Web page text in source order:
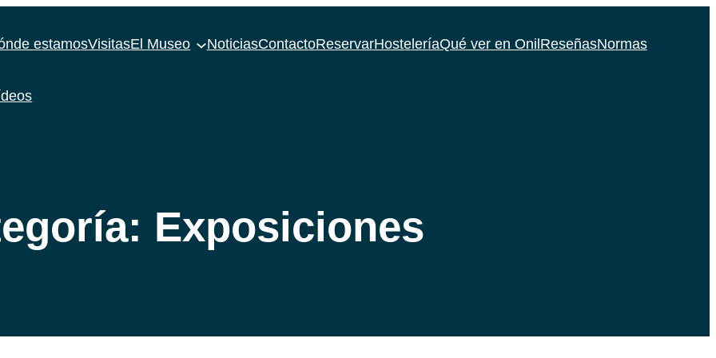
estamosVisitasEl Museo NoticiasContactoReservarHosteleríaQué ver en OnilReseñasNormas
Exposiciones